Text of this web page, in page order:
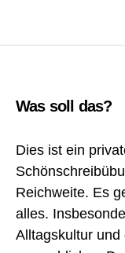
Was soll das?
Dies ist ein
Reichweite. Es
alles.
Alltagskultur und